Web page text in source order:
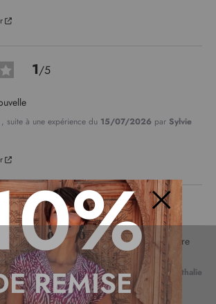
1/5
, suite à une expérience du 15/07/2026 par Sylvie
4/5
Je suis un peu plus carré que votre
, suite à une expérience du15/07/2026 parNathalie
Fermer
REMISE